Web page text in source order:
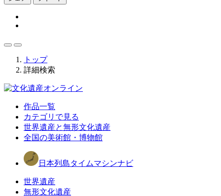
トップ
詳細検索
作品一覧
カテゴリで見る
世界遺産と無形文化遺産
全国の美術館・博物館
日本列島タイムマシンナビ
世界遺産
無形文化遺産